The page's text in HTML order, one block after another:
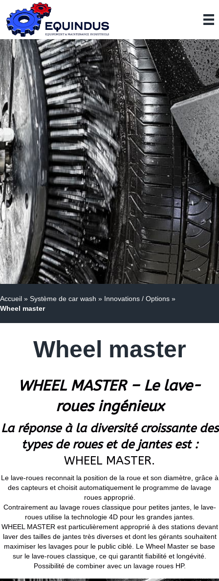
Accueil » Système de car wash » Innovations / Options »
Wheel master
Wheel master
WHEEL MASTER – Le lave-
roues ingénieux
La réponse à la diversité croissante des
types de roues et de jantes est :
WHEEL MASTER.
Le lave-roues reconnait la position de la roue et son diamètre, grâce à
des capteurs et choisit automatiquement le programme de lavage
roues approprié.
Contrairement au lavage roues classique pour petites jantes, le lave-
roues utilise la technologie 4D pour les grandes jantes.
WHEEL MASTER est particulièrement approprié à des stations devant
laver des tailles de jantes très diverses et dont les gérants souhaitent
maximiser les lavages pour le public ciblé. Le Wheel Master se base
sur le lave-roues classique, ce qui garantit fiabilité et longévité.
Possibilité de combiner avec un lavage roues HP.